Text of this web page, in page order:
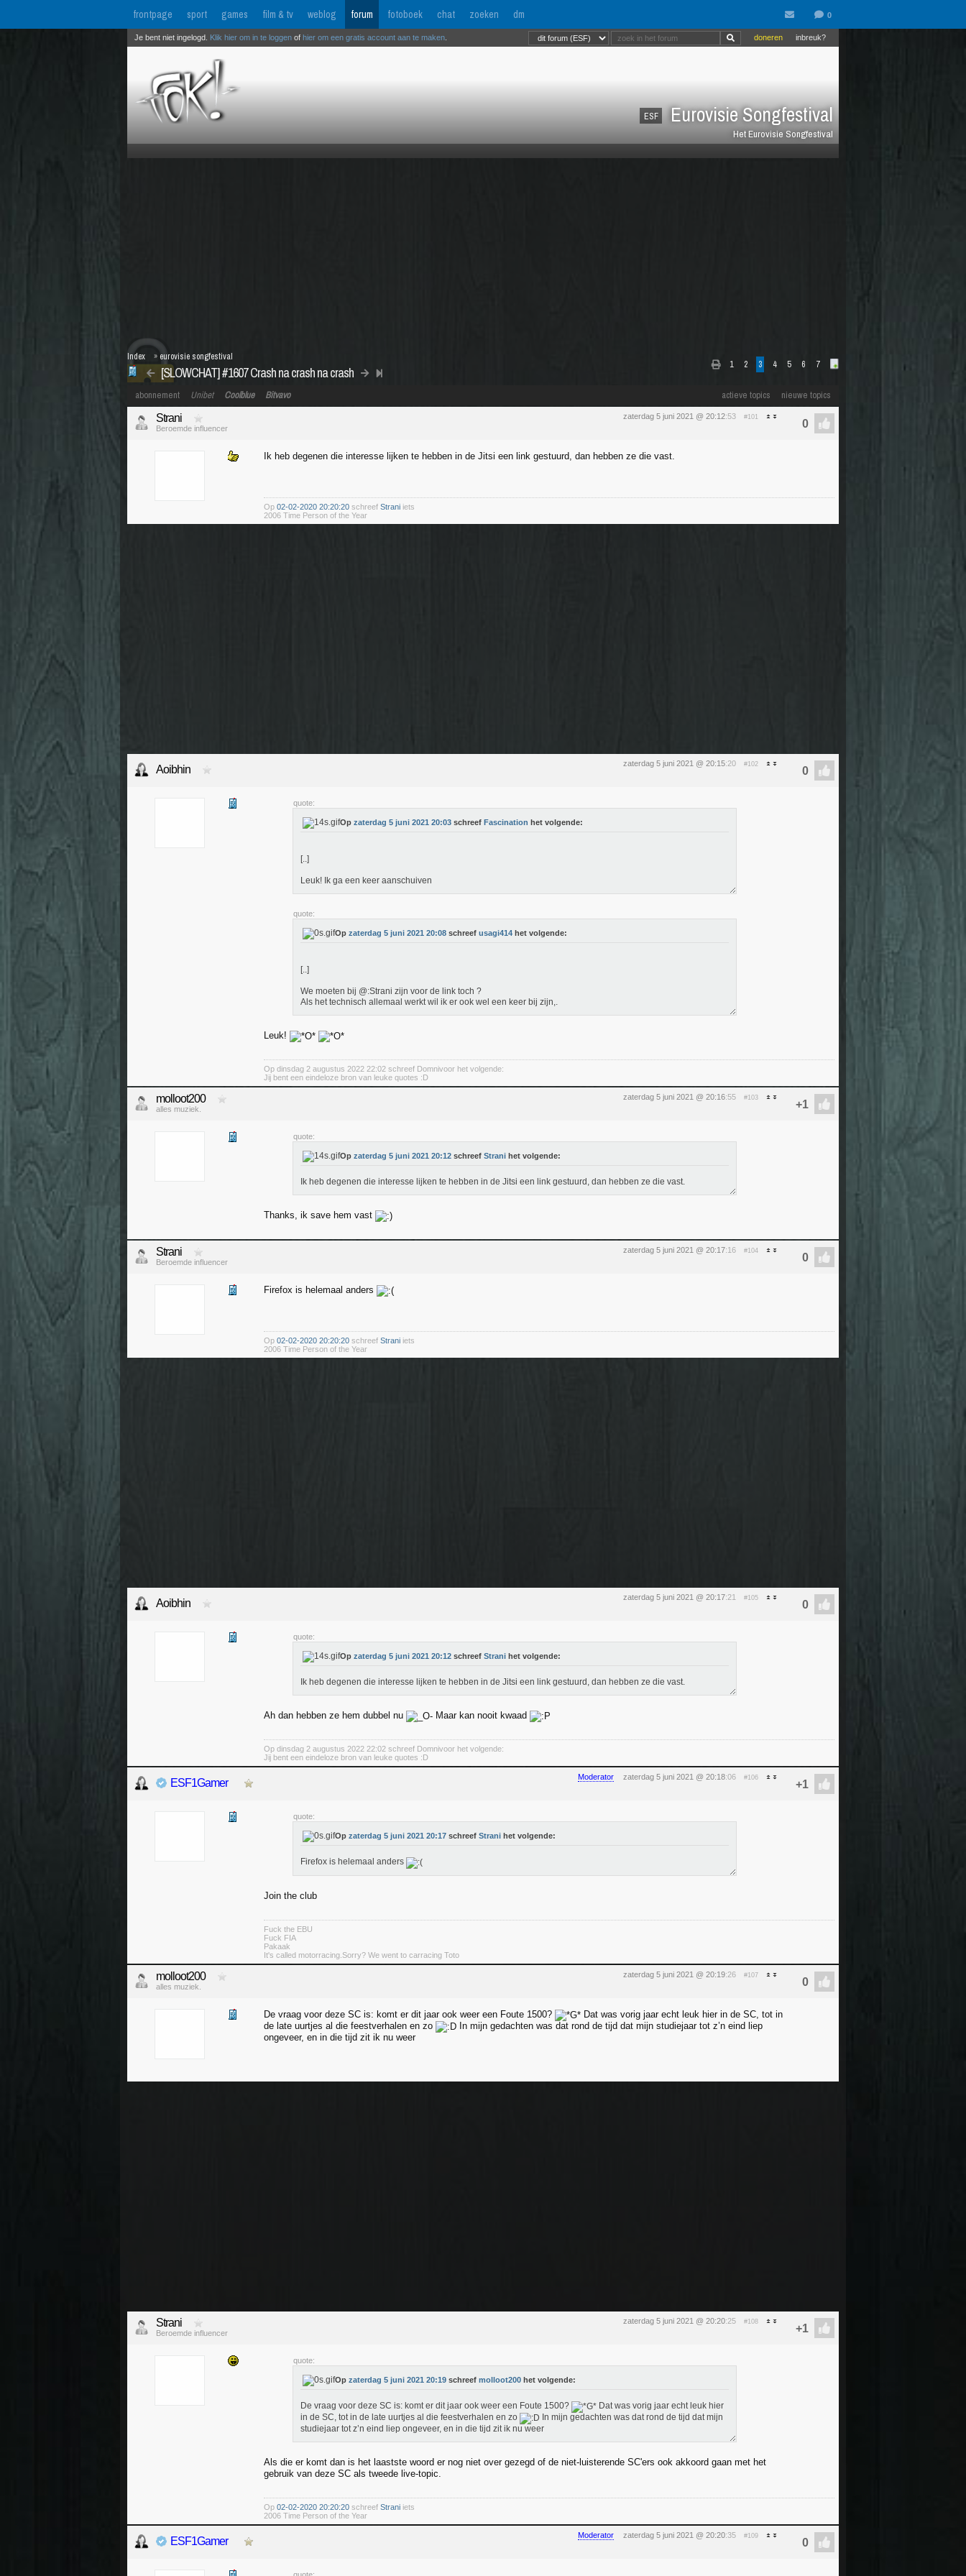
frontpage sport games film & tv weblog forum fotoboek chat zoeken dm
ESF Eurovisie Songfestival
Het Eurovisie Songfestival
inbreuk?
doneren
Je bent niet ingelogd. Klik hier om in te loggen of hier om een gratis account aan te maken
1 2 3 4 5 6 7
[SLOWCHAT] #1607 Crash na crash na crash
Index » eurovisie songfestival
actieve topics nieuwe topics
abonnement Unibet Coolblue Bitvavo
zaterdag 5 juni 2021 @ 20:12:53 #101
Strani
Beroemde influencer
Ik heb degenen die interesse lijken te hebben in de Jitsi een link gestuurd, dan hebben ze die vast.
Op 02-02-2020 20:20:20 schreef Strani iets
2006 Time Person of the Year
zaterdag 5 juni 2021 @ 20:15:20 #102
Aoibhin
quote:
Op zaterdag 5 juni 2021 20:03 schreef Fascination het volgende:
[..]
Leuk! Ik ga een keer aanschuiven
quote:
Op zaterdag 5 juni 2021 20:08 schreef usagi414 het volgende:
[..]
We moeten bij @:Strani zijn voor de link toch ?
Als het technisch allemaal werkt wil ik er ook wel een keer bij zijn,.
Leuk!
Op dinsdag 2 augustus 2022 22:02 schreef Domnivoor het volgende:
Jij bent een eindeloze bron van leuke quotes :D
zaterdag 5 juni 2021 @ 20:16:55 #103
molloot200
alles muziek.
quote:
Op zaterdag 5 juni 2021 20:12 schreef Strani het volgende:
Ik heb degenen die interesse lijken te hebben in de Jitsi een link gestuurd, dan hebben ze die vast.
Thanks, ik save hem vast
zaterdag 5 juni 2021 @ 20:17:16 #104
Strani
Beroemde influencer
Firefox is helemaal anders
Op 02-02-2020 20:20:20 schreef Strani iets
2006 Time Person of the Year
zaterdag 5 juni 2021 @ 20:17:21 #105
Aoibhin
quote:
Op zaterdag 5 juni 2021 20:12 schreef Strani het volgende:
Ik heb degenen die interesse lijken te hebben in de Jitsi een link gestuurd, dan hebben ze die vast.
Ah dan hebben ze hem dubbel nu Maar kan nooit kwaad
Op dinsdag 2 augustus 2022 22:02 schreef Domnivoor het volgende:
Jij bent een eindeloze bron van leuke quotes :D
Moderator zaterdag 5 juni 2021 @ 20:18:06 #106
ESF1Gamer
quote:
Op zaterdag 5 juni 2021 20:17 schreef Strani het volgende:
Firefox is helemaal anders
Join the club
Fuck the EBU
Fuck FIA
Pakaak
It's called motorracing.Sorry? We went to carracing Toto
zaterdag 5 juni 2021 @ 20:19:26 #107
molloot200
alles muziek.
De vraag voor deze SC is: komt er dit jaar ook weer een Foute 1500?
Dat was vorig jaar echt leuk hier in de SC, tot in
de late uurtjes al die feestverhalen en zo
In mijn gedachten was dat rond de tijd dat mijn studiejaar tot z’n eind liep
ongeveer, en in die tijd zit ik nu weer
zaterdag 5 juni 2021 @ 20:20:25 #108
Strani
Beroemde influencer
quote:
Op zaterdag 5 juni 2021 20:19 schreef molloot200 het volgende:
De vraag voor deze SC is: komt er dit jaar ook weer een Foute 1500?
Dat was vorig jaar echt leuk hier
in de SC, tot in de late uurtjes al die feestverhalen en zo
In mijn gedachten was dat rond de tijd dat mijn
studiejaar tot z’n eind liep ongeveer, en in die tijd zit ik nu weer
Als die er komt dan is het laastste woord er nog niet over gezegd of de niet-luisterende SC'ers ook akkoord gaan met het
gebruik van deze SC als tweede live-topic.
Op 02-02-2020 20:20:20 schreef Strani iets
2006 Time Person of the Year
Moderator zaterdag 5 juni 2021 @ 20:20:35 #109
ESF1Gamer